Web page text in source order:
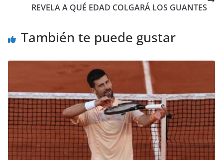
REVELA A QUÉ EDAD COLGARÁ LOS GUANTES
También te puede gustar